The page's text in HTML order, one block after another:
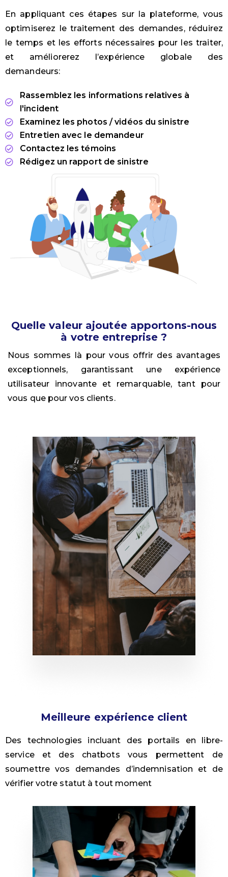
En appliquant ces étapes sur la plateforme, vous
optimiserez le traitement des demandes, réduirez
le temps et les efforts nécessaires pour les traiter,
et améliorerez l’expérience globale des
demandeurs:
Rassemblez les informations relatives à
l'incident
Examinez les photos / vidéos du sinistre
Entretien avec le demandeur
Contactez les témoins
Rédigez un rapport de sinistre
Quelle valeur ajoutée apportons-nous
à votre entreprise ?
Nous sommes là pour vous offrir des avantages
exceptionnels, garantissant une expérience
utilisateur innovante et remarquable, tant pour
vous que pour vos clients.
Meilleure expérience client
Des technologies incluant des portails en libre-
service et des chatbots vous permettent de
soumettre vos demandes d’indemnisation et de
vérifier votre statut à tout moment